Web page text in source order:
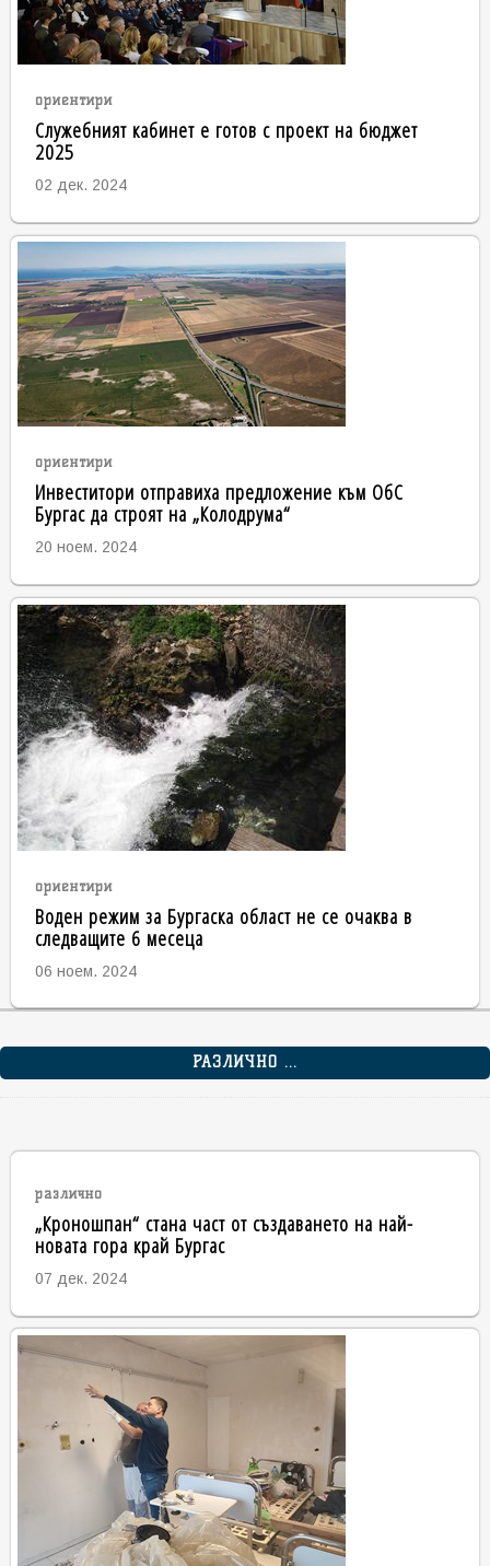
ориентири
Служебният кабинет е готов с проект на бюджет
2025
02 дек. 2024
ориентири
Инвеститори отправиха предложение към ОбС
Бургас да строят на „Колодрума“
20 ноем. 2024
ориентири
Воден режим за Бургаска област не се очаква в
следващите 6 месеца
06 ноем. 2024
РАЗЛИЧНО ...
различно
„Кроношпан“ стана част от създаването на най-
новата гора край Бургас
07 дек. 2024